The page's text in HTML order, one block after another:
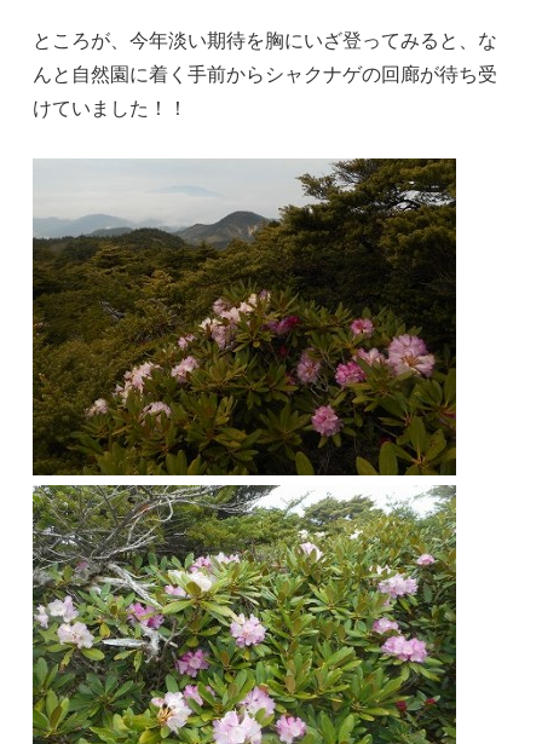
ところが、今年淡い期待を胸にいざ登ってみると、な
んと自然園に着く手前からシャクナゲの回廊が待ち受
けていました！！